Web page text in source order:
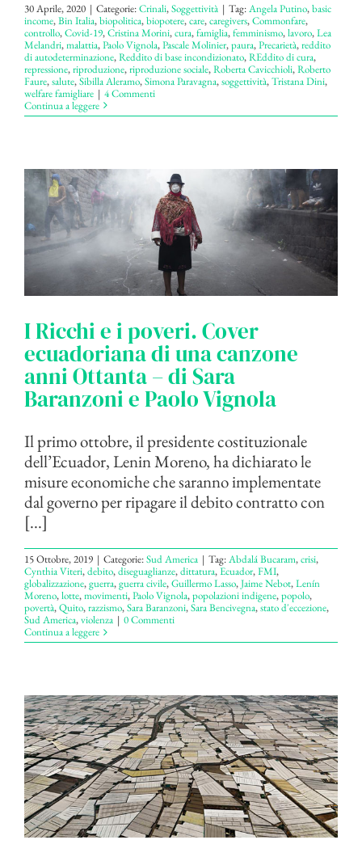
30 Aprile, 2020 | Categorie:Crinali,Soggettività | Tag:Angela Putino,basic
income,Bin Italia,biopolitica,biopotere,care,caregivers,Commonfare,
controllo,Covid-19,Cristina Morini,cura,famiglia,femminismo,lavoro,Lea
Melandri,malattia,Paolo Vignola,Pascale Molinier,paura,Precarietà,reddito
di autodeterminazione,Reddito di base incondizionato,REddito di cura,
repressione,riproduzione,riproduzione sociale,Roberta Cavicchioli,Roberto
Faure,salute,Sibilla Aleramo,Simona Paravagna,soggettività,Tristana Dini,
welfare famigliare | 4 Commenti
Continua a leggere
I Ricchi e i poveri. Cover
ecuadoriana di una canzone
anni Ottanta – di Sara
Baranzoni e Paolo Vignola
Il primo ottobre, il presidente costituzionale
dell’Ecuador, Lenin Moreno, ha dichiarato le
misure economiche che saranno implementate
dal governo per ripagare il debito contratto con
[...]
15 Ottobre, 2019 | Categorie:Sud America | Tag:Abdalá Bucaram,crisi,
Cynthia Viteri,debito,diseguaglianze,dittatura,Ecuador,FMI,
globalizzazione,guerra,guerra civile,Guillermo Lasso,Jaime Nebot,Lenín
Moreno,lotte,movimenti,Paolo Vignola,popolazioni indigene,popolo,
povertà,Quito,razzismo,Sara Baranzoni,Sara Bencivegna,stato d'eccezione,
Sud America,violenza | 0 Commenti
Continua a leggere